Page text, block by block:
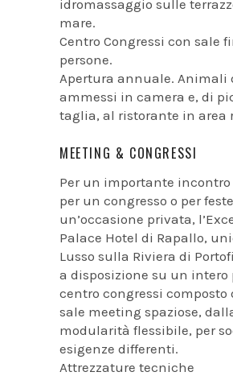
idromassaggio sulle
mare.
Centro Congressi con sale
persone.
Apertura annuale. Animali
ammessi in camera e, di
taglia, al ristorante in area
MEETING & CONGRESSI
Per un importante incontro
per un congresso o per
un’occasione privata,
Palace Hotel di Rapallo,
Lusso sulla Riviera di
a disposizione su un intero
centro congressi composto
sale meeting spaziose,
modularità flessibile, per
esigenze differenti.
Attrezzature tecniche